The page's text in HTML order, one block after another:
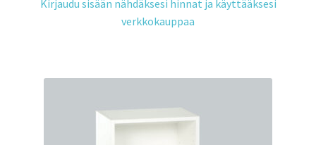
Kirjaudu sisään nähdäksesi hinnat ja käyttääksesi
verkkokauppaa